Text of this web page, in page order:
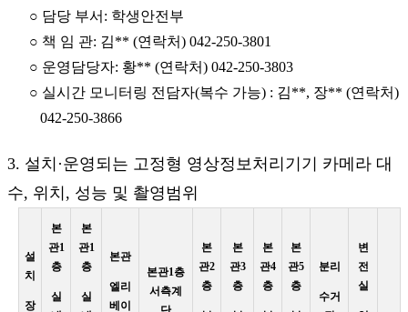
○ 담당 부서: 학생안전부
○ 책 임 관: 김** (연락처) 042-250-3801
○ 운영담당자: 황** (연락처) 042-250-3803
○ 실시간 모니터링 전담자(복수 가능) : 김**, 장** (연락처)
042-250-3866
3. 설치·운영되는 고정형 영상정보처리기기 카메라 대
수, 위치, 성능 및 촬영범위
설
치
장
본
관1
층
실
본
관1
층
실
본관
엘리
베이
본관1층
서측계
본
관2
층
본
관3
층
본
관4
층
본
관5
층
분리
수거
변
전
실